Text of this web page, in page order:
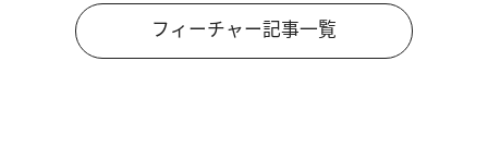
フィーチャー記事一覧